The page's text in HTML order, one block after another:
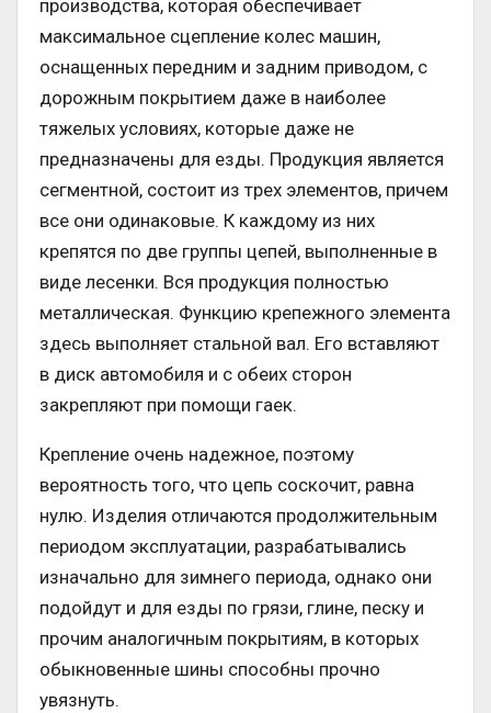
производства, которая обеспечивает
максимальное сцепление колес машин,
оснащенных передним и задним приводом, с
дорожным покрытием даже в наиболее
тяжелых условиях, которые даже не
предназначены для езды. Продукция является
сегментной, состоит из трех элементов, причем
все они одинаковые. К каждому из них
крепятся по две группы цепей, выполненные в
виде лесенки. Вся продукция полностью
металлическая. Функцию крепежного элемента
здесь выполняет стальной вал. Его вставляют
в диск автомобиля и с обеих сторон
закрепляют при помощи гаек.
Крепление очень надежное, поэтому
вероятность того, что цепь соскочит, равна
нулю. Изделия отличаются продолжительным
периодом эксплуатации, разрабатывались
изначально для зимнего периода, однако они
подойдут и для езды по грязи, глине, песку и
прочим аналогичным покрытиям, в которых
обыкновенные шины способны прочно
увязнуть.